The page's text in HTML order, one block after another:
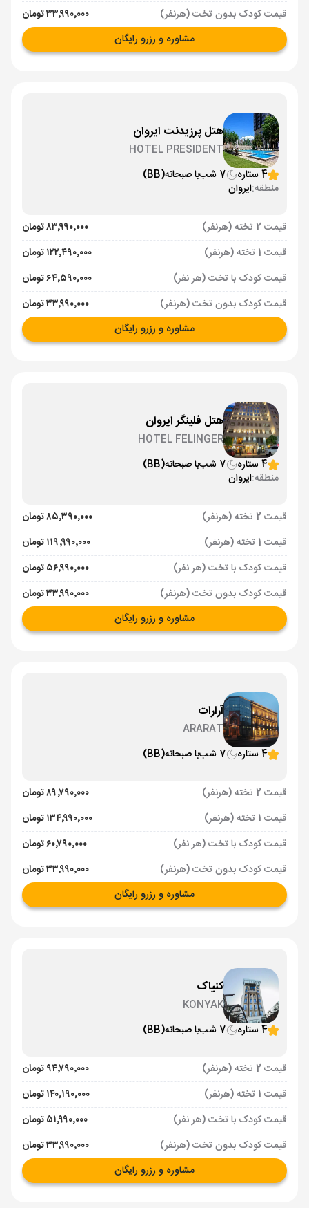
قیمت کودک بدون تخت (هرنفر)
۳۳٬۹۹۰٬۰۰۰ تومان
مشاوره و رزرو رایگان
هتل پرزیدنت ایروان
HOTEL PRESIDENT
4 ستاره
7 شب با صبحانه(BB)
منطقه:ایروان
قیمت 2 تخته (هرنفر)
۸۳٬۹۹۰٬۰۰۰ تومان
قیمت 1 تخته (هرنفر)
۱۲۲٬۴۹۰٬۰۰۰ تومان
قیمت کودک با تخت (هر نفر)
۶۴٬۵۹۰٬۰۰۰ تومان
قیمت کودک بدون تخت (هرنفر)
۳۳٬۹۹۰٬۰۰۰ تومان
مشاوره و رزرو رایگان
هتل فلینگر ایروان
HOTEL FELINGER
4 ستاره
7 شب با صبحانه(BB)
منطقه:ایروان
قیمت 2 تخته (هرنفر)
۸۵٬۳۹۰٬۰۰۰ تومان
قیمت 1 تخته (هرنفر)
۱۱۹٬۹۹۰٬۰۰۰ تومان
قیمت کودک با تخت (هر نفر)
۵۶٬۹۹۰٬۰۰۰ تومان
قیمت کودک بدون تخت (هرنفر)
۳۳٬۹۹۰٬۰۰۰ تومان
مشاوره و رزرو رایگان
آرارات
ARARAT
4 ستاره
7 شب با صبحانه(BB)
قیمت 2 تخته (هرنفر)
۸۹٬۷۹۰٬۰۰۰ تومان
قیمت 1 تخته (هرنفر)
۱۳۴٬۹۹۰٬۰۰۰ تومان
قیمت کودک با تخت (هر نفر)
۶۰٬۷۹۰٬۰۰۰ تومان
قیمت کودک بدون تخت (هرنفر)
۳۳٬۹۹۰٬۰۰۰ تومان
مشاوره و رزرو رایگان
کنیاک
KONYAK
4 ستاره
7 شب با صبحانه(BB)
قیمت 2 تخته (هرنفر)
۹۴٬۷۹۰٬۰۰۰ تومان
قیمت 1 تخته (هرنفر)
۱۴۰٬۱۹۰٬۰۰۰ تومان
قیمت کودک با تخت (هر نفر)
۵۱٬۹۹۰٬۰۰۰ تومان
قیمت کودک بدون تخت (هرنفر)
۳۳٬۹۹۰٬۰۰۰ تومان
مشاوره و رزرو رایگان